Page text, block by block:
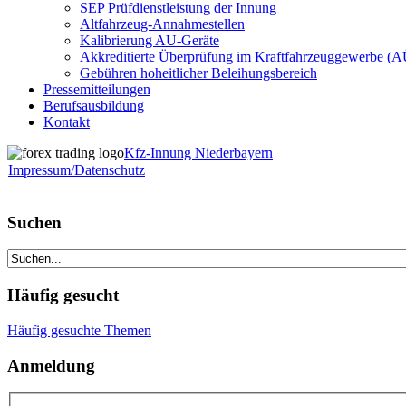
SEP Prüfdienstleistung der Innung
Altfahrzeug-Annahmestellen
Kalibrierung AU-Geräte
Akkreditierte Überprüfung im Kraftfahrzeuggewerbe
Gebühren hoheitlicher Beleihungsbereich
Pressemitteilungen
Berufsausbildung
Kontakt
Kfz-Innung Niederbayern
Impressum/Datenschutz
Suchen
Häufig gesucht
Häufig gesuchte Themen
Anmeldung